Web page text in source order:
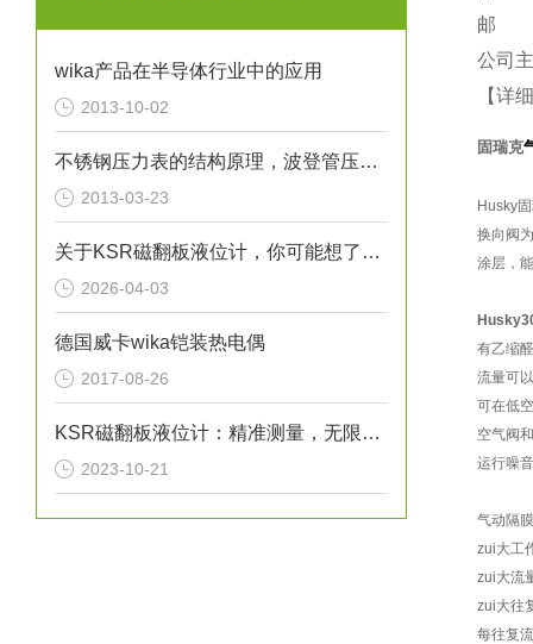
wika产品在半导体行业中的应用
2013-10-02
不锈钢压力表的结构原理，波登管压力表原理
2013-03-23
关于KSR磁翻板液位计，你可能想了解的几个方面
2026-04-03
德国威卡wika铠装热电偶
2017-08-26
KSR磁翻板液位计：精准测量，无限可能
2023-10-21
邮
公司
【详
固瑞克
Husky
换向阀
涂层，
有乙缩
流量可
可在低
空气阀
运行噪
气动隔
zui大工
zui大流
zui大往
每往复